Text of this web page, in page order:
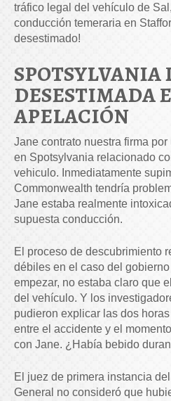
tráfico legal del vehículo de
conducción temeraria en
desestimado!
SPOTSYLVANIA
DESESTIMADA
APELACIÓN
Jane contrato nuestra firma por
en Spotsylvania relacionado
vehiculo. Inmediatamente
Commonwealth tendría
Jane estaba realmente
supuesta conducción.
El proceso de descubrimiento
débiles en el caso del
empezar, no estaba claro que
del vehículo. Y los
pudieron explicar las dos
entre el accidente y el
con Jane. ¿Había bebido
El juez de primera instancia
General no consideró que